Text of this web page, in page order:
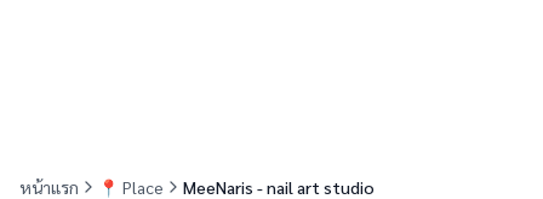
หน้าแรก 📍 Place MeeNaris - nail art studio